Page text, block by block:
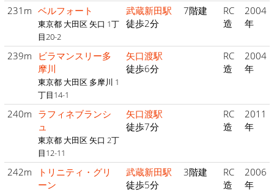
231m ベルフォート
東京都 大田区 矢口 1丁
目20-2
武蔵新田駅
徒歩2分
7階建
RC
造
2004
年
239m
ビラマンスリー多
摩川
東京都 大田区 多摩川 1
丁目14-1
矢口渡駅
徒歩6分
RC
造
2004
年
240m ラフィネブランシ
ュ
東京都 大田区 矢口 2丁
目12-11
矢口渡駅
徒歩7分
RC
造
2011
年
242m
トリニティ・グリ
ーン
武蔵新田駅
徒歩5分
3階建
RC
造
2006
年